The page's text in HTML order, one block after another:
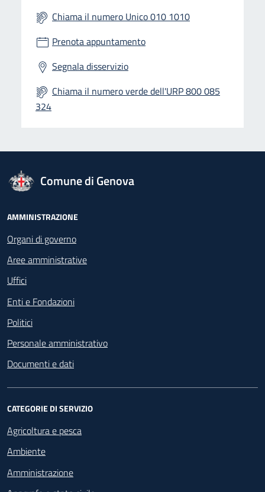
Chiama il numero Unico 010 1010
Prenota appuntamento
Segnala disservizio
Chiama il numero verde dell'URP 800 085
324
logo Unione Europea
Comune di Genova
Footer - Navigazione
AMMINISTRAZIONE
Organi di governo
Aree amministrative
Uffici
Enti e Fondazioni
Politici
Personale amministrativo
Documenti e dati
CATEGORIE DI SERVIZIO
Agricoltura e pesca
Ambiente
Amministrazione